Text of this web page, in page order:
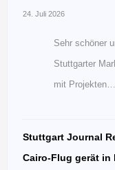
24. Juli 2026
Sehr schöner
Stuttgarter
mit Projekten…
Stuttgart Journal
Cairo-Flug gerät in